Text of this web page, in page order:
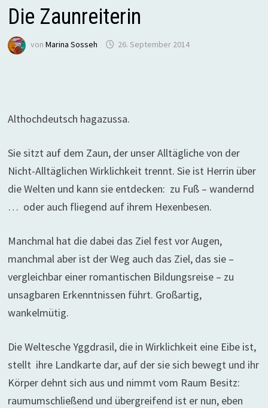
Die Zaunreiterin
von Marina Sosseh 26. September 2014
Althochdeutsch hagazussa.
Sie sitzt auf dem Zaun, der unser Alltägliche von der
Nicht-Alltäglichen Wirklichkeit trennt. Sie ist Herrin über
die Welten und kann sie entdecken: zu Fuß – wandernd
… oder auch fliegend auf ihrem Hexenbesen.
Manchmal hat die dabei das Ziel fest vorAugen,
manchmal aber ist der Weg auch das Ziel, das sie –
vergleichbar einer romantischen Bildungsreise – zu
unsagbaren Erkenntnissen führt. Großartig,
wankelmütig.
Die Weltesche Yggdrasil, die in Wirklichkeit eine Eibe ist,
stellt ihre Landkarte dar, auf der sie sich bewegt und ihr
Körper dehnt sich aus und nimmt vom Raum Besitz:
raumumschließend und übergreifend ist er nun, eben